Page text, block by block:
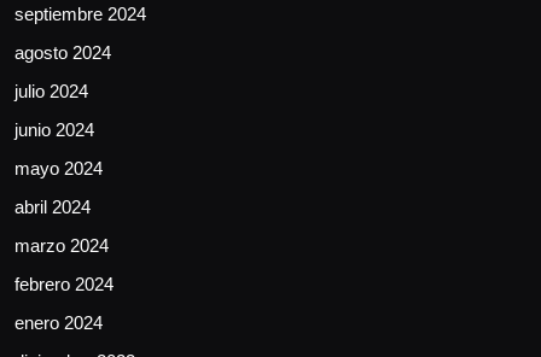
septiembre 2024
agosto 2024
julio 2024
junio 2024
mayo 2024
abril 2024
marzo 2024
febrero 2024
enero 2024